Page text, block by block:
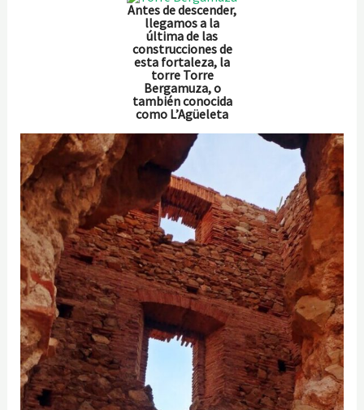
Antes de descender,
llegamos a la
última de las
construcciones de
esta fortaleza, la
torre Torre
Bergamuza, o
también conocida
como L’Agüeleta